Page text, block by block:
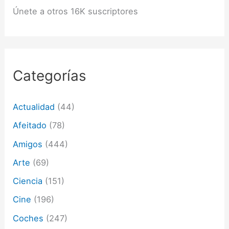
ó
r
r
e
e
c
r
n
c
Únete a otros 16K suscriptores
Categorías
Actualidad (44)
Afeitado (78)
Amigos (444)
Arte (69)
Ciencia (151)
Cine (196)
Coches (247)